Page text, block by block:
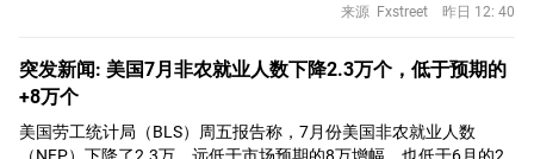
来源 Fxstreet 昨日 12: 40
突发新闻: 美国7月非农就业人数下降2.3万个，低于预期的
+8万个
美国劳工统计局（BLS）周五报告称，7月份美国非农就业人数